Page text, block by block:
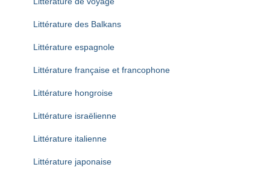
Littérature des Balkans
Littérature espagnole
Littérature française et francophone
Littérature hongroise
Littérature israëlienne
Littérature italienne
Littérature japonaise